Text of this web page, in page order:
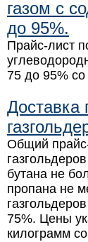
газом с
до 95%.
Прайс-лист
75 до 95%
Доставка
Общий
бутана не
пропана не
75%. Цены
килограмм